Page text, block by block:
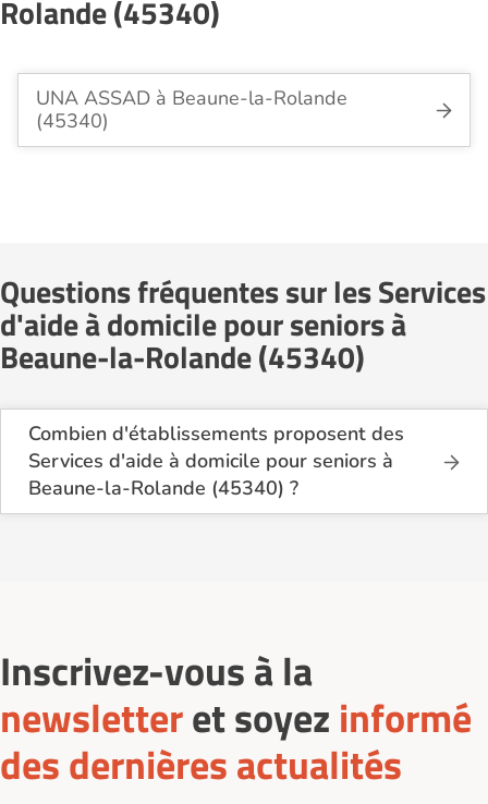
Rolande (45340)
UNA ASSAD à Beaune-la-Rolande
(45340)
Questions fréquentes sur les Services
d'aide à domicile pour seniors à
Beaune-la-Rolande (45340)
Combien d'établissements proposent des
Services d'aide à domicile pour seniors à
Beaune-la-Rolande (45340) ?
Sur le site Logement-seniors.com, on recense
Inscrivez-vous à la
newsletteret soyez informé
des dernières actualités